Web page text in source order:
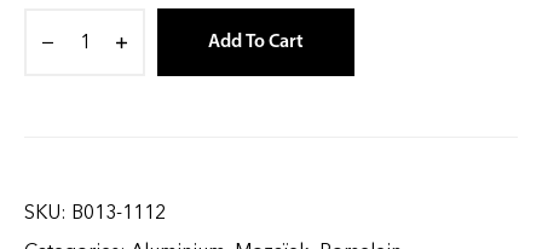
Add To Cart
SKU: B013-1112